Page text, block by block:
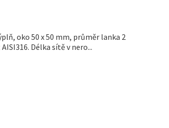
oko 50 x 50 mm, průměr lanka 2
Délka sítě v nero...